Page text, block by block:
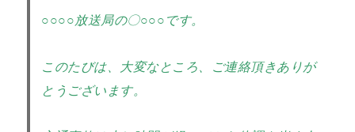
○○○○放送局の〇○○○です。
このたびは、大変なところ、ご連絡頂きありが
とうございます。